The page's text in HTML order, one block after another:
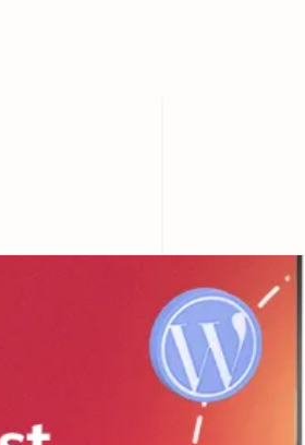
Anleitung]